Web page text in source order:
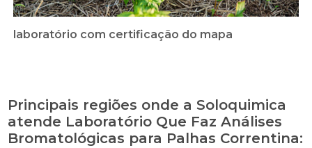
laboratório com certificação do mapa
Principais regiões onde a Soloquimica
atende Laboratório Que Faz Análises
Bromatológicas para Palhas Correntina: